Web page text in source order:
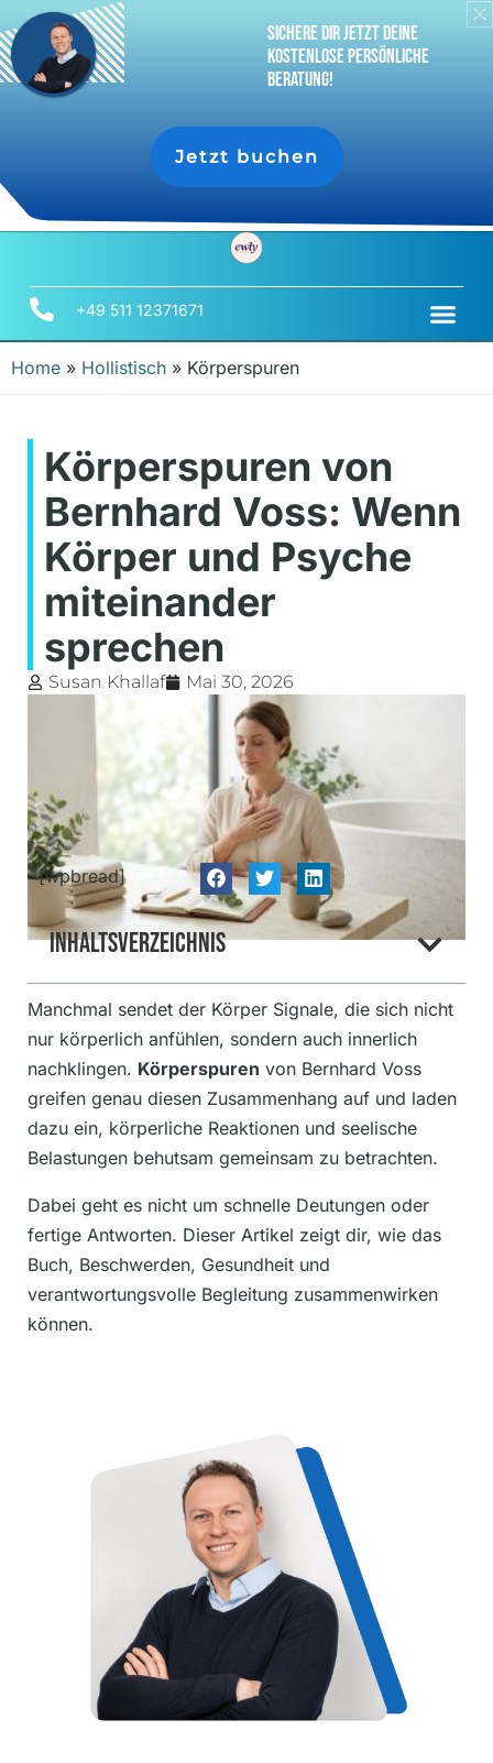
+49 511 12371671
Home » Hollistisch » Körperspuren
Körperspuren von
Bernhard Voss: Wenn
Körper und Psyche
miteinander
sprechen
Susan Khallaf Mai 30, 2026
[wpbread]
Inhaltsverzeichnis
Manchmal sendet der Körper Signale, die sich nicht
nur körperlich anfühlen, sondern auch innerlich
nachklingen. Körperspuren von Bernhard Voss
greifen genau diesen Zusammenhang auf und laden
dazu ein, körperliche Reaktionen und seelische
Belastungen behutsam gemeinsam zu betrachten.
Dabei geht es nicht um schnelle Deutungen oder
fertige Antworten. Dieser Artikel zeigt dir, wie das
Buch, Beschwerden, Gesundheit und
verantwortungsvolle Begleitung zusammenwirken
können.
sichere dir jetzt deine
Kostenlose persönliche
Beratung!
Jetzt buchen